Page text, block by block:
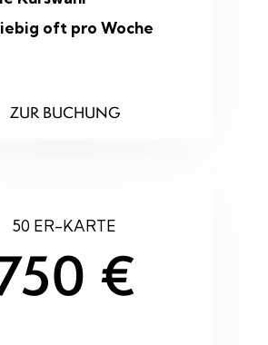
oft pro Woche
ZUR BUCHUNG
50 ER-KARTE
€